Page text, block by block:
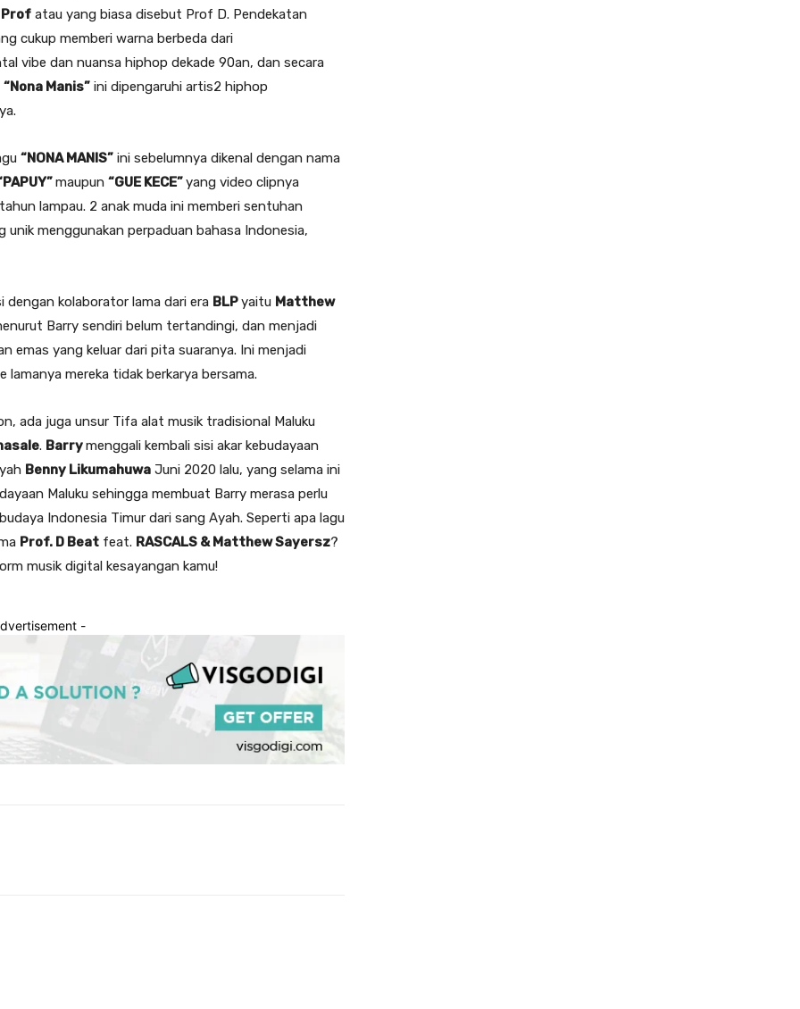
atau yang biasa disebut Prof D. Pendekatan
cukup memberi warna berbeda dari
vibe dan nuansa hiphop dekade 90an, dan secara
“Nona Manis” ini dipengaruhi artis2 hiphop
“NONA MANIS” ini sebelumnya dikenal dengan nama
maupun “GUE KECE”yang video clipnya
lampau. 2 anak muda ini memberi sentuhan
menggunakan perpaduan bahasa Indonesia,
dengan kolaborator lama dari era BLPyaitu Matthew
Barry sendiri belum tertandingi, dan menjadi
emas yang keluar dari pita suaranya. Ini menjadi
lamanya mereka tidak berkarya bersama.
ada juga unsur Tifa alat musik tradisional Maluku
. Barrymenggali kembali sisi akar kebudayaan
Benny Likumahuwa Juni 2020 lalu, yang selama ini
Maluku sehingga membuat Barry merasa perlu
Indonesia Timur dari sang Ayah. Seperti apa lagu
Prof. D Beat feat. RASCALS & Matthew Sayersz?
musik digital kesayangan kamu!
-